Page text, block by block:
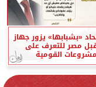
«بشبابها» يزور جهاز
مصر للتعرف على
القومية